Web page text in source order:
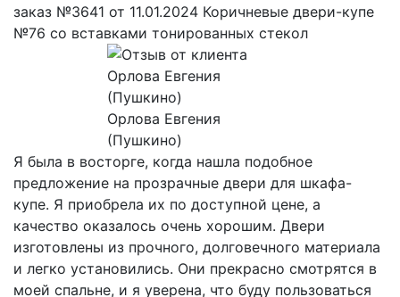
заказ №3641 от 11.01.2024 Коричневые двери-купе
№76 со вставками тонированных стекол
Орлова Евгения
(Пушкино)
Я была в восторге, когда нашла подобное
предложение на прозрачные двери для шкафа-
купе. Я приобрела их по доступной цене, а
качество оказалось очень хорошим. Двери
изготовлены из прочного, долговечного материала
и легко установились. Они прекрасно смотрятся в
моей спальне, и я уверена, что буду пользоваться